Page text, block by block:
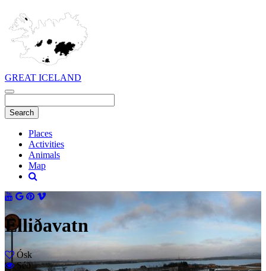
GREAT ICELAND
Places
Activities
Animals
Map
Elliðavatn
Ósk
Séð